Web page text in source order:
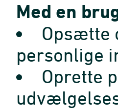
Med en
Opsætte
personlige
Oprette